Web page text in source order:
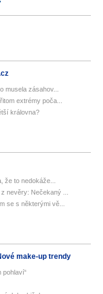
musela zásahov...
extrémy poča...
královna?
že to nedokáže...
nevěry: Nečekaný ...
se s některými vě...
make-up trendy
pohlaví“